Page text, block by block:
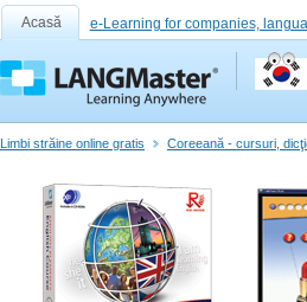
Acasă e-Learning for companies,
Limbi străine online gratis Coreeană - cursuri,